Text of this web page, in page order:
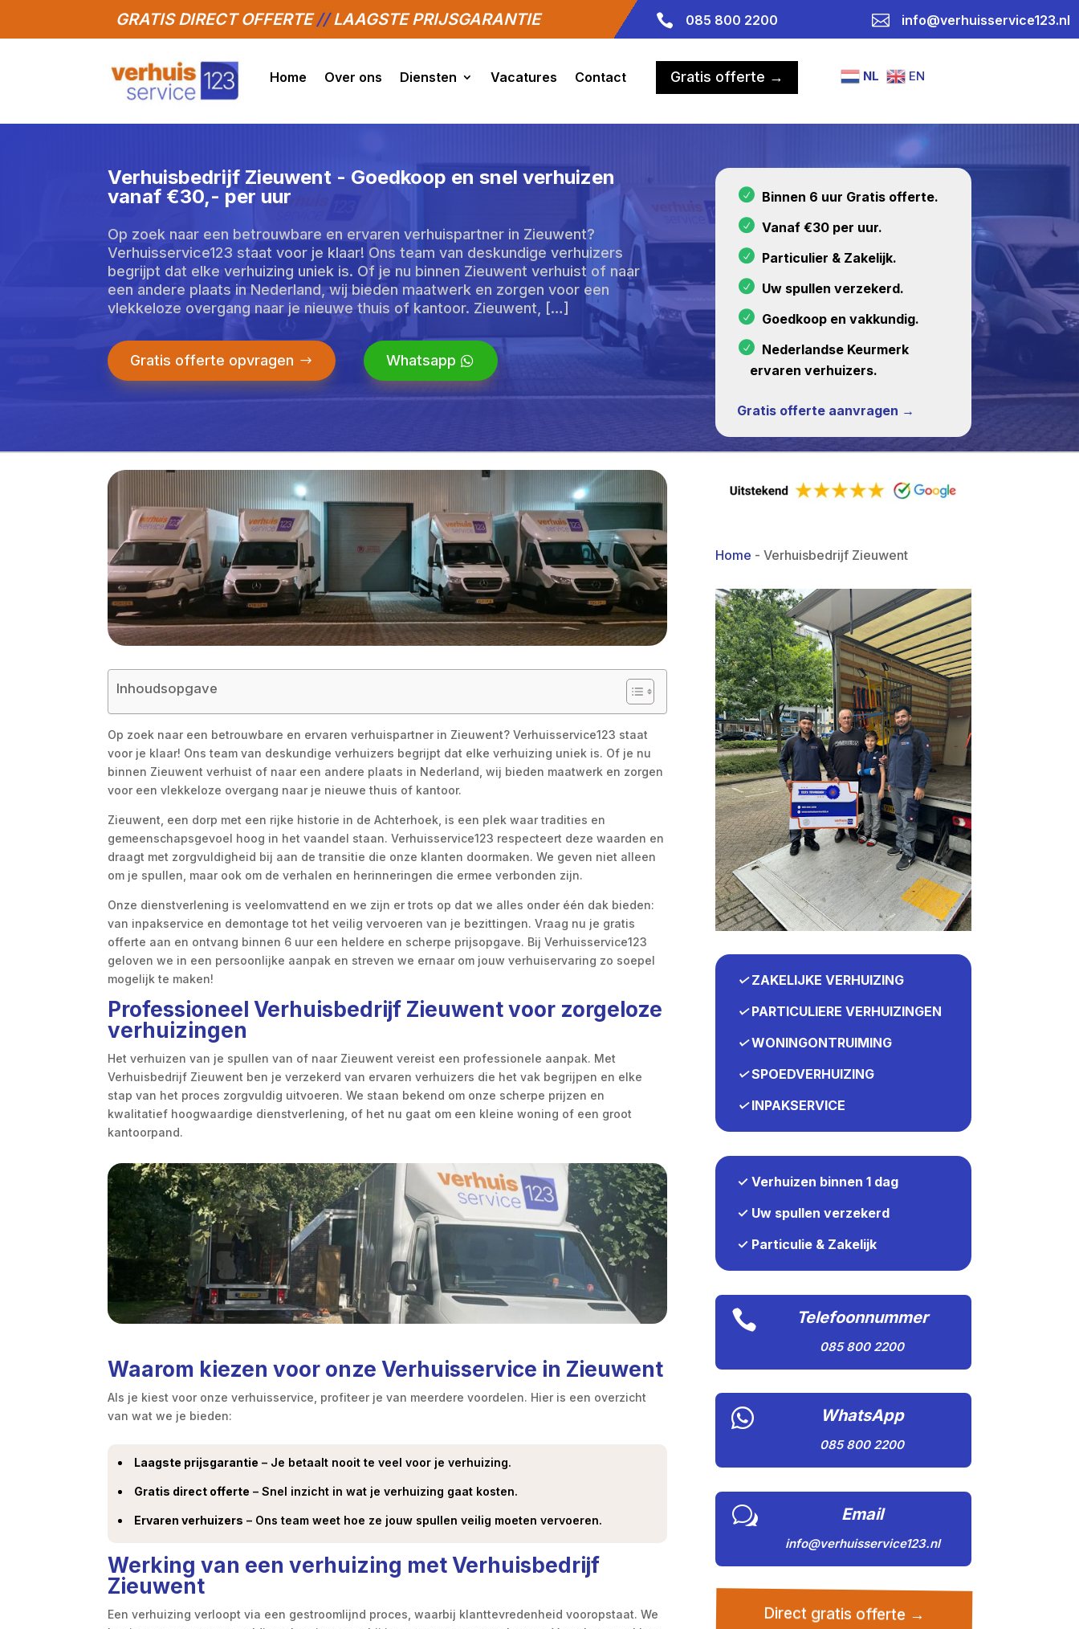
GRATIS DIRECT OFFERTE//LAAGSTE PRIJSGARANTIE  085 800 2200  info@verhuisservice123.nl
Home Over ons Diensten Vacatures Contact Gratis offerte → NL EN
Verhuisbedrijf Zieuwent - Goedkoop en snel verhuizen
vanaf €30,- per uur
Op zoek naar een betrouwbare en ervaren verhuispartner in Zieuwent?
Verhuisservice123 staat voor je klaar! Ons team van deskundige verhuizers
begrijpt dat elke verhuizing uniek is. Of je nu binnen Zieuwent verhuist of naar
een andere plaats in Nederland, wij bieden maatwerk en zorgen voor een
vlekkeloze overgang naar je nieuwe thuis of kantoor. Zieuwent, […]
Gratis offerte opvragen Whatsapp
Binnen 6 uur Gratis offerte.
Vanaf €30 per uur.
Particulier & Zakelijk.
Uw spullen verzekerd.
Goedkoop en vakkundig.
Nederlandse Keurmerk
ervaren verhuizers.
Gratis offerte aanvragen →
Inhoudsopgave
Op zoek naar een betrouwbare en ervaren verhuispartner in Zieuwent? Verhuisservice123 staat
voor je klaar! Ons team van deskundige verhuizers begrijpt dat elke verhuizing uniek is. Of je nu
binnen Zieuwent verhuist of naar een andere plaats in Nederland, wij bieden maatwerk en zorgen
voor een vlekkeloze overgang naar je nieuwe thuis of kantoor.
Zieuwent, een dorp met een rijke historie in de Achterhoek, is een plek waar tradities en
gemeenschapsgevoel hoog in het vaandel staan. Verhuisservice123 respecteert deze waarden en
draagt met zorgvuldigheid bij aan de transitie die onze klanten doormaken. We geven niet alleen
om je spullen, maar ook om de verhalen en herinneringen die ermee verbonden zijn.
Onze dienstverlening is veelomvattend en we zijn er trots op dat we alles onder één dak bieden:
van inpakservice en demontage tot het veilig vervoeren van je bezittingen. Vraag nu je gratis
offerte aan en ontvang binnen 6 uur een heldere en scherpe prijsopgave. Bij Verhuisservice123
geloven we in een persoonlijke aanpak en streven we ernaar om jouw verhuiservaring zo soepel
mogelijk te maken!
Professioneel Verhuisbedrijf Zieuwent voor zorgeloze
verhuizingen
Het verhuizen van je spullen van of naar Zieuwent vereist een professionele aanpak. Met
Verhuisbedrijf Zieuwent ben je verzekerd van ervaren verhuizers die het vak begrijpen en elke
stap van het proces zorgvuldig uitvoeren. We staan bekend om onze scherpe prijzen en
kwalitatief hoogwaardige dienstverlening, of het nu gaat om een kleine woning of een groot
kantoorpand.
Waarom kiezen voor onze Verhuisservice in Zieuwent
Als je kiest voor onze verhuisservice, profiteer je van meerdere voordelen. Hier is een overzicht
van wat we je bieden:
Laagste prijsgarantie – Je betaalt nooit te veel voor je verhuizing.
Gratis direct offerte – Snel inzicht in wat je verhuizing gaat kosten.
Ervaren verhuizers – Ons team weet hoe ze jouw spullen veilig moeten vervoeren.
Werking van een verhuizing met Verhuisbedrijf
Zieuwent
Een verhuizing verloopt via een gestroomlijnd proces, waarbij klanttevredenheid vooropstaat. We
Home - Verhuisbedrijf Zieuwent
✓ZAKELIJKE VERHUIZING
✓PARTICULIERE VERHUIZINGEN
✓WONINGONTRUIMING
✓SPOEDVERHUIZING
✓INPAKSERVICE
✓ Verhuizen binnen 1 dag
✓ Uw spullen verzekerd
✓ Particulie & Zakelijk
 Telefoonnummer
085 800 2200
 WhatsApp
085 800 2200
w Email
info@verhuisservice123.nl
Direct gratis offerte →